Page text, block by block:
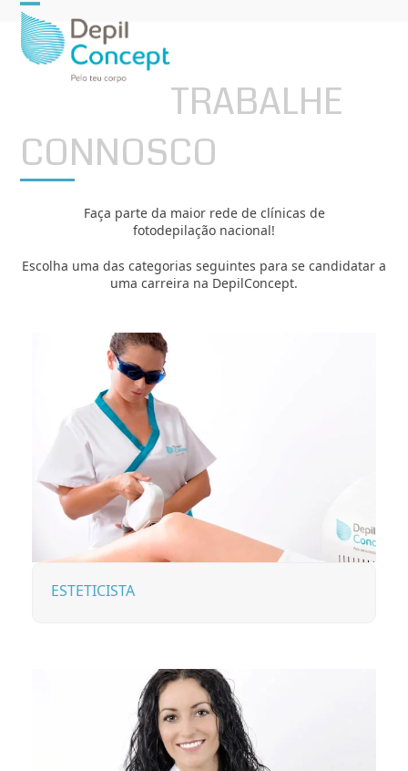
Open
mobile
menu
Close
mobile
menu
TRABALHE
CONNOSCO
Faça parte da maior rede de clínicas de
fotodepilação nacional!
Escolha uma das categorias seguintes para se candidatar a
uma carreira na DepilConcept.
ESTETICISTA